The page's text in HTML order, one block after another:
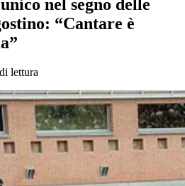
nel segno delle
“Cantare è
lettura